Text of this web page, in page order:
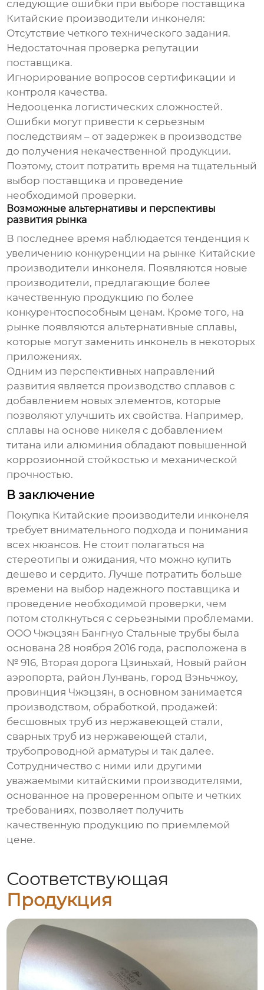
следующие ошибки при выборе поставщика
Китайские производители инконеля:
Отсутствие четкого технического задания.
Недостаточная проверка репутации
поставщика.
Игнорирование вопросов сертификации и
контроля качества.
Недооценка логистических сложностей.
Ошибки могут привести к серьезным
последствиям – от задержек в производстве
до получения некачественной продукции.
Поэтому, стоит потратить время на тщательный
выбор поставщика и проведение
необходимой проверки.
Возможные альтернативы и перспективы
развития рынка
В последнее время наблюдается тенденция к
увеличению конкуренции на рынке Китайские
производители инконеля. Появляются новые
производители, предлагающие более
качественную продукцию по более
конкурентоспособным ценам. Кроме того, на
рынке появляются альтернативные сплавы,
которые могут заменить инконель в некоторых
приложениях.
Одним из перспективных направлений
развития является производство сплавов с
добавлением новых элементов, которые
позволяют улучшить их свойства. Например,
сплавы на основе никеля с добавлением
титана или алюминия обладают повышенной
коррозионной стойкостью и механической
прочностью.
В заключение
Покупка Китайские производители инконеля
требует внимательного подхода и понимания
всех нюансов. Не стоит полагаться на
стереотипы и ожидания, что можно купить
дешево и сердито. Лучше потратить больше
времени на выбор надежного поставщика и
проведение необходимой проверки, чем
потом столкнуться с серьезными проблемами.
ООО Чжэцзян Бангнуо Стальные трубы была
основана 28 ноября 2016 года, расположена в
№ 916, Вторая дорога Цзиньхай, Новый район
аэропорта, район Лунвань, город Вэньчжоу,
провинция Чжэцзян, в основном занимается
производством, обработкой, продажей:
бесшовных труб из нержавеющей стали,
сварных труб из нержавеющей стали,
трубопроводной арматуры и так далее.
Сотрудничество с ними или другими
уважаемыми китайскими производителями,
основанное на проверенном опыте и четких
требованиях, позволяет получить
качественную продукцию по приемлемой
цене.
Соответствующая
Продукция